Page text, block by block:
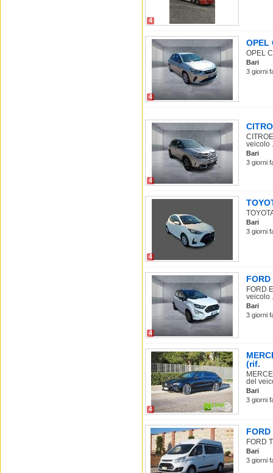
4
4
OPEL
OPEL
Bari
3 giorni
4
veicolo
Bari
3 giorni
4
Bari
3 giorni
4
FORD
veicolo
Bari
3 giorni
4
(rif.
del
Bari
3 giorni
FORD
Bari
3 giorni